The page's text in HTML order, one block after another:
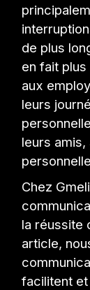
de plus
en fait
aux
leurs
leurs
Chez
la réussite
article,
facilitent